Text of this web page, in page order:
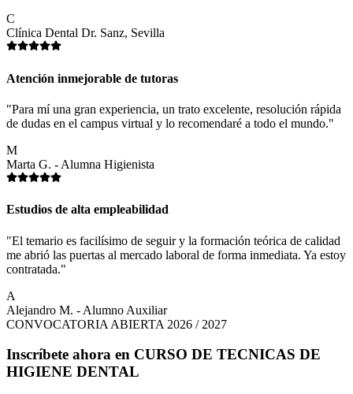
C
Clínica Dental Dr. Sanz, Sevilla
Atención inmejorable de tutoras
"Para mí una gran experiencia, un trato excelente, resolución rápida
de dudas en el campus virtual y lo recomendaré a todo el mundo."
M
Marta G. - Alumna Higienista
Estudios de alta empleabilidad
"El temario es facilísimo de seguir y la formación teórica de calidad
me abrió las puertas al mercado laboral de forma inmediata. Ya estoy
contratada."
A
Alejandro M. - Alumno Auxiliar
CONVOCATORIA ABIERTA 2026 / 2027
Inscríbete ahora en CURSO DE TECNICAS DE
HIGIENE DENTAL